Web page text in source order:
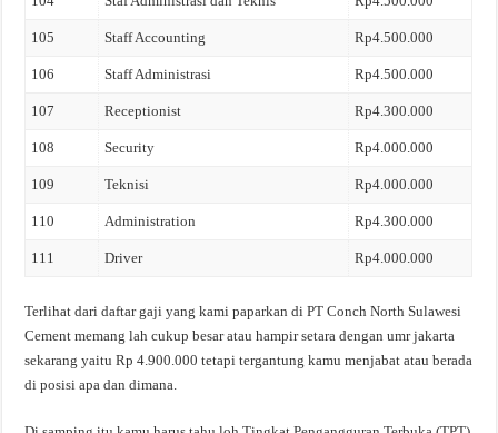
105 Staff Accounting Rp4.500.000
106 Staff Administrasi Rp4.500.000
107 Receptionist Rp4.300.000
108 Security Rp4.000.000
109 Teknisi Rp4.000.000
110 Administration Rp4.300.000
111 Driver Rp4.000.000
Terlihat dari daftar gaji yang kami paparkan di PT Conch North Sulawesi
Cement memang lah cukup besar atau hampir setara dengan umr jakarta
sekarang yaitu Rp 4.900.000 tetapi tergantung kamu menjabat atau berada
di posisi apa dan dimana.